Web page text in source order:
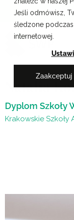
Jeśli odmówisz,
śledzone
internetowej.
Zaakceptuj
Przejdź
treści
Natalia
Dyplom Szkoły
Krakowskie Szkoły